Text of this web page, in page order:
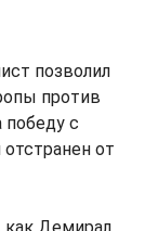
позволил
против
победу с
от